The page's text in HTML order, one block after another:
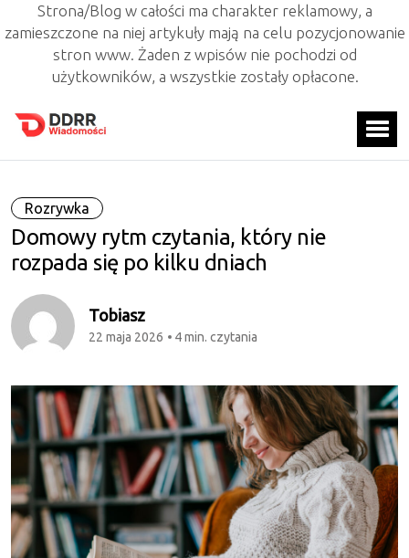
Strona/Blog w całości ma charakter reklamowy, a
zamieszczone na niej artykuły mają na celu pozycjonowanie
stron www. Żaden z wpisów nie pochodzi od
użytkowników, a wszystkie zostały opłacone.
Rozrywka
Domowy rytm czytania, który nie
rozpada się po kilku dniach
Tobiasz
22 maja 2026 4 min. czytania